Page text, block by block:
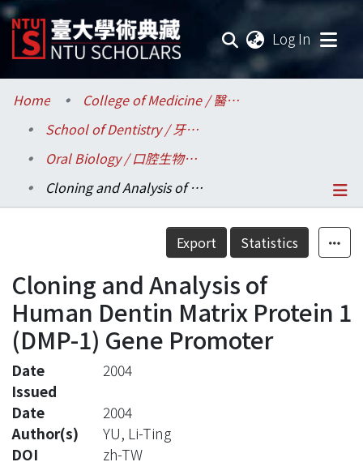
Log In
Communities & Collections
Research Outputs
Fundings & Projects
Statistics
Home
College of Medicine / 醫學院
School of Dentistry / 牙醫專業學院
Oral Biology / 口腔生物科學研究所
Cloning and Analysis of Human Dentin Matrix Protein 1 (DMP-1) Gene Promoter
Details
Export Statistics
Cloning and Analysis of
Human Dentin Matrix Protein 1
(DMP-1) Gene Promoter
Date
Issued
2004
Date
2004
Author(s)
YU, Li-Ting
DOI
zh-TW